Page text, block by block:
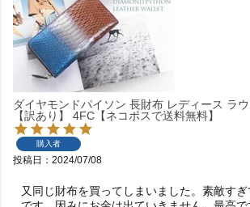
ダイヤモンドパイソン 長財布 レディース ラ
【訳あり】 4FC【ネコポスで送料無料】
購入者
投稿日 2024/07/08
又同じ財布を買ってしまいました。素敵す